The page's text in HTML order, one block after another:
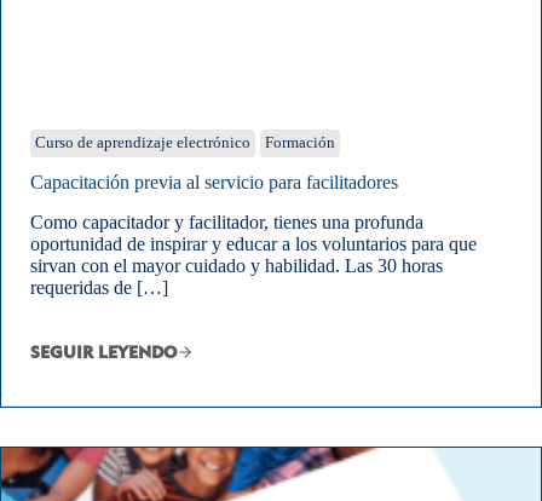
Curso de aprendizaje electrónico Formación
Capacitación previa al servicio para facilitadores
Como capacitador y facilitador, tienes una profunda
oportunidad de inspirar y educar a los voluntarios para que
sirvan con el mayor cuidado y habilidad. Las 30 horas
requeridas de […]
SEGUIR LEYENDO